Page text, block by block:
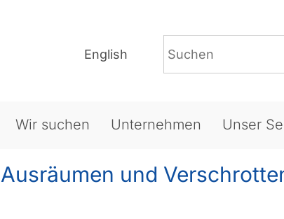
English
Wir suchen Unternehmen Unser
Ausräumen und